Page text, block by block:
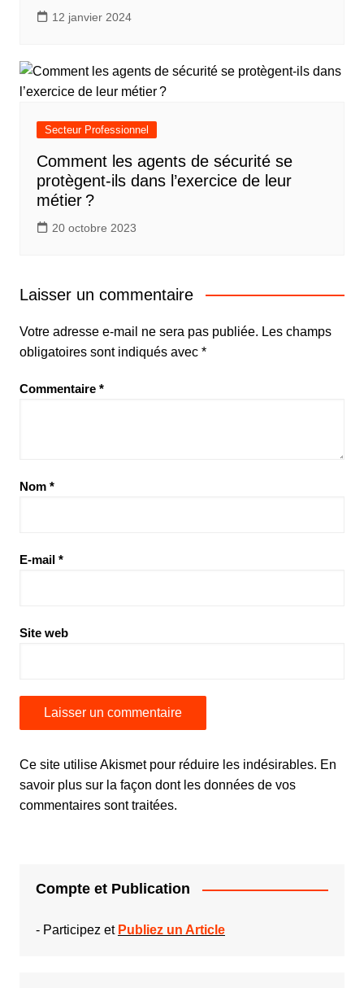
12 janvier 2024
Secteur Professionnel
Comment les agents de sécurité se
protègent-ils dans l’exercice de leur
métier ?
20 octobre 2023
Laisser un commentaire
Votre adresse e-mail ne sera pas publiée. Les champs
obligatoires sont indiqués avec *
Commentaire *
Nom *
E-mail *
Site web
Ce site utilise Akismet pour réduire les indésirables. En
savoir plus sur la façon dont les données de vos
commentaires sont traitées.
Compte et Publication
- Participez et Publiez un Article